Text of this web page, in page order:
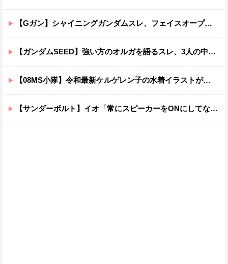
【Gガン】シャイニングガンダムスレ、フェイスオープンが嫌いな男の子なんていません
【ガンダムSEED】強い方のオルガを語るスレ、3人の中でも強化は一番されてない方
【08MS小隊】令和最新ケルゲレン子の水着イラストがあまりにもスケベすぎる…
【サンダーボルト】イオ「常にスピーカーをONにしてな！」→オフにしたくなる音ｗｗｗｗｗｗｗｗｗｗｗ